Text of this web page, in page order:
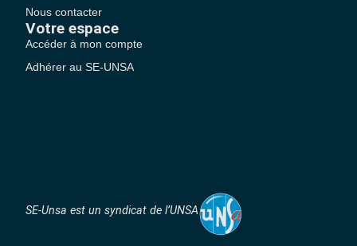
Nous contacter
Votre espace
Accéder à mon compte
Adhérer au SE-UNSA
SE-Unsa est un syndicat de l’UNSA